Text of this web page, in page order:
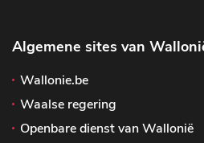
Algemene sites van
Wallonie.be
Waalse regering
Openbare dienst van Wallonië